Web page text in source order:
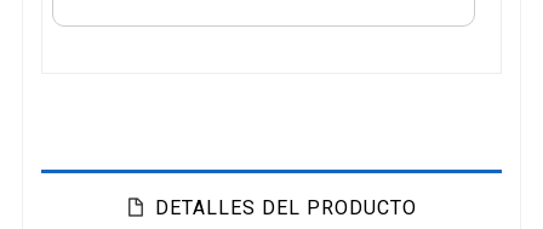
DETALLES DEL PRODUCTO